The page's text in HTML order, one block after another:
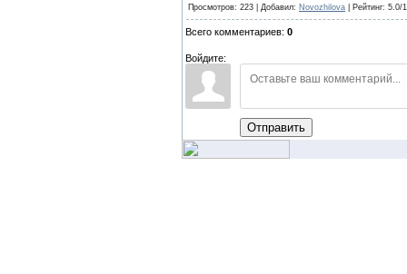
Просмотров: 223 | Добавил: Novozhilova | Рейтинг: 5.0/
Всего комментариев: 0
Войдите:
Отправить